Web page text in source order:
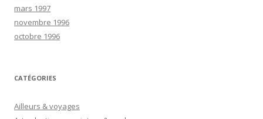
mars 1997
novembre 1996
octobre 1996
CATÉGORIES
Ailleurs & voyages